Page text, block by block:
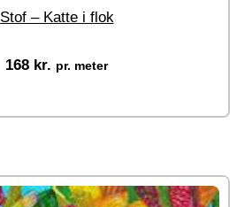
Stof – Katte i flok
168 kr. pr. meter